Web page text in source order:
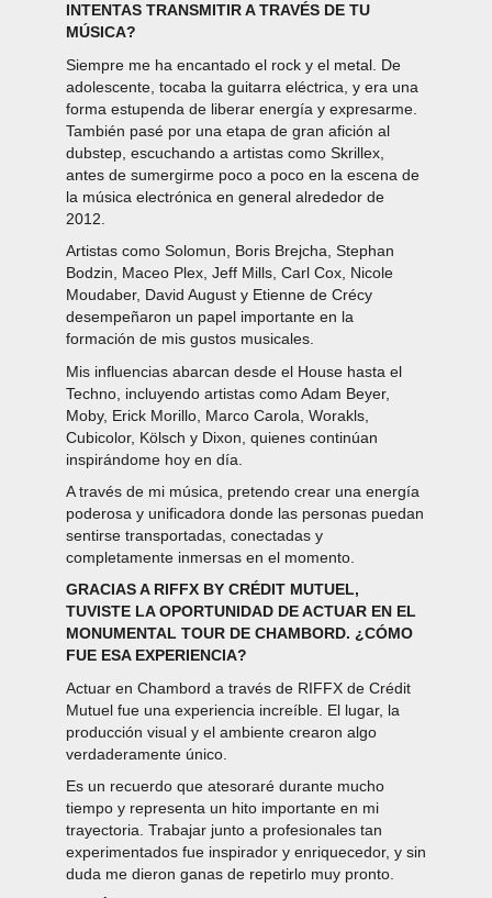
INTENTAS TRANSMITIR A TRAVÉS DE TU
MÚSICA?
Siempre me ha encantado el rock y el metal. De
adolescente, tocaba la guitarra eléctrica, y era una
forma estupenda de liberar energía y expresarme.
También pasé por una etapa de gran afición al
dubstep, escuchando a artistas como Skrillex,
antes de sumergirme poco a poco en la escena de
la música electrónica en general alrededor de
2012.
Artistas como Solomun, Boris Brejcha, Stephan
Bodzin, Maceo Plex, Jeff Mills, Carl Cox, Nicole
Moudaber, David August y Etienne de Crécy
desempeñaron un papel importante en la
formación de mis gustos musicales.
Mis influencias abarcan desde el House hasta el
Techno, incluyendo artistas como Adam Beyer,
Moby, Erick Morillo, Marco Carola, Worakls,
Cubicolor, Kölsch y Dixon, quienes continúan
inspirándome hoy en día.
A través de mi música, pretendo crear una energía
poderosa y unificadora donde las personas puedan
sentirse transportadas, conectadas y
completamente inmersas en el momento.
GRACIAS A RIFFX BY CRÉDIT MUTUEL,
TUVISTE LA OPORTUNIDAD DE ACTUAR EN EL
MONUMENTAL TOUR DE CHAMBORD. ¿CÓMO
FUE ESA EXPERIENCIA?
Actuar en Chambord a través de RIFFX de Crédit
Mutuel fue una experiencia increíble. El lugar, la
producción visual y el ambiente crearon algo
verdaderamente único.
Es un recuerdo que atesoraré durante mucho
tiempo y representa un hito importante en mi
trayectoria. Trabajar junto a profesionales tan
experimentados fue inspirador y enriquecedor, y sin
duda me dieron ganas de repetirlo muy pronto.